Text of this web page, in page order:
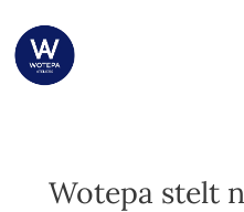
Wotepa stelt